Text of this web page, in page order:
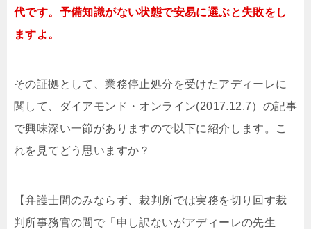
代です。予備知識がない状態で安易に選ぶと失敗をし
ますよ。
その証拠として、業務停止処分を受けたアディーレに
関して、ダイアモンド・オンライン(2017.12.7）の記事
で興味深い一節がありますので以下に紹介します。こ
れを見てどう思いますか？
【弁護士間のみならず、裁判所では実務を切り回す裁
判所事務官の間で「申し訳ないがアディーレの先生